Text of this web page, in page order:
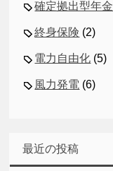
確定拠出型年金
終身保険 (2)
電力自由化 (5)
風力発電 (6)
最近の投稿